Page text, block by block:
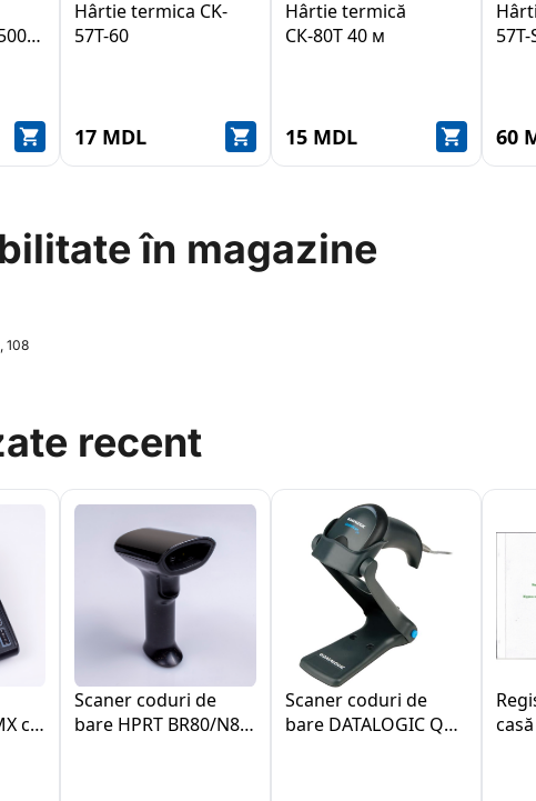
Hârtie termica CK-
57T-60
17 MDL
Hârtie termică
СК-80Т 40 м
15 MDL 60
în magazine
108
recent
cu
Scaner coduri de
bare HPRT BR80/N80
Scaner coduri de
bare DATALOGIC QW